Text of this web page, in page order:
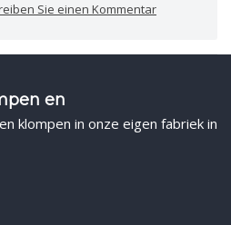
Sie einen Kommentar
en
klompen in onze eigen fabriek in